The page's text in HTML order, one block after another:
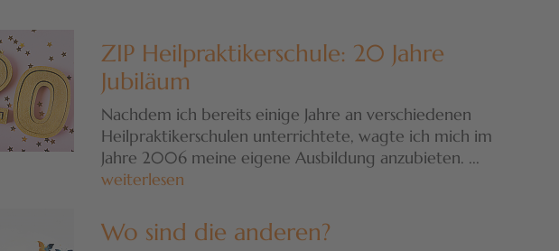
ZIP Heilpraktikerschule: 20 Jahre
Jubiläum
Nachdem ich bereits einige Jahre an verschiedenen
Heilpraktikerschulen unterrichtete, wagte ich mich im
Jahre 2006 meine eigene Ausbildung anzubieten. ...
weiterlesen
Wo sind die anderen?